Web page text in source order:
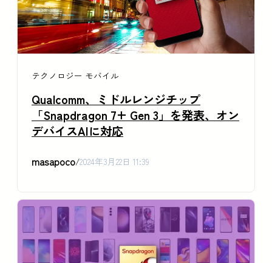
テクノロジー モバイル
Qualcomm、ミドルレンジチップ
「Snapdragon 7+ Gen 3」を発表、オン
デバイスAIに対応
masapoco/2024年3月22日 11:39